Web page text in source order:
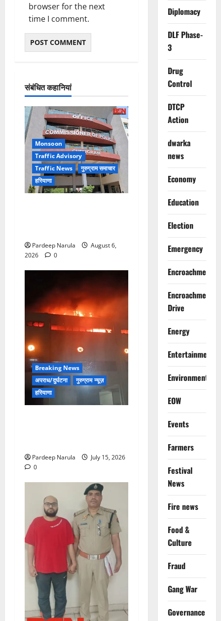
browser for the next
time I comment.
संबंधित कहानियां
Monsoon
Traffic Advisory
Traffic News
गुरुग्राम समाचार
हरियाणा
Pardeep Narula
August 6,
2026
0
Breaking News
अपराध/दुर्घटना
गुरुग्राम न्यूज़
हरियाणा
Pardeep Narula
July 15, 2026
0
Diplomacy
DLF Phase-
3
Drug
Control
DTCP
Action
dwarka
news
Economy
Education
Election
Emergency
Encroachment
Encroachment
Drive
Energy
Entertainment
Environment
EOW
Events
Farmers
Festival
News
Fire news
Food &
Culture
Fraud
Gang War
Governance